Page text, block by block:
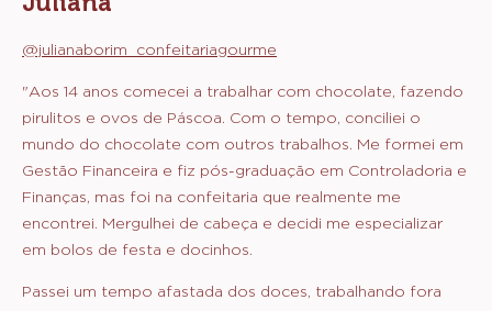
@julianaborim_confeitariagourme
"Aos 14 anos comecei a trabalhar com chocolate, fazendo
pirulitos e ovos de Páscoa. Com o tempo, conciliei o
mundo do chocolate com outros trabalhos. Me formei em
Gestão Financeira e fiz pós-graduação em Controladoria e
Finanças, mas foi na confeitaria que realmente me
encontrei. Mergulhei de cabeça e decidi me especializar
em bolos de festa e docinhos.
Passei um tempo afastada dos doces, trabalhando fora